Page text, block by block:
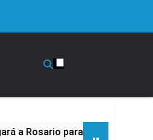
despedir a su padre Jorge